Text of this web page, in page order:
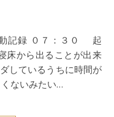
から出ることが出来
しているうちに時間が
ないみたい…